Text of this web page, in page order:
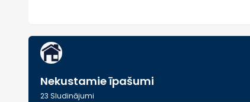
Nekustamie īpašumi
23 Sludinājumi